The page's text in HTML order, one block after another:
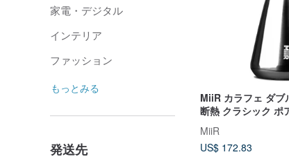
家電・デジタル
インテリア
ファッション
もっとみる
発送先
MiiR カラフェ ダブ
断熱 クラシック ポ
ッシュシルバー
MiiR
US$ 172.83